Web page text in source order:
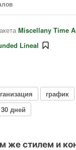
Miscellany Time
Lineal
график
30 дней
же стилем и